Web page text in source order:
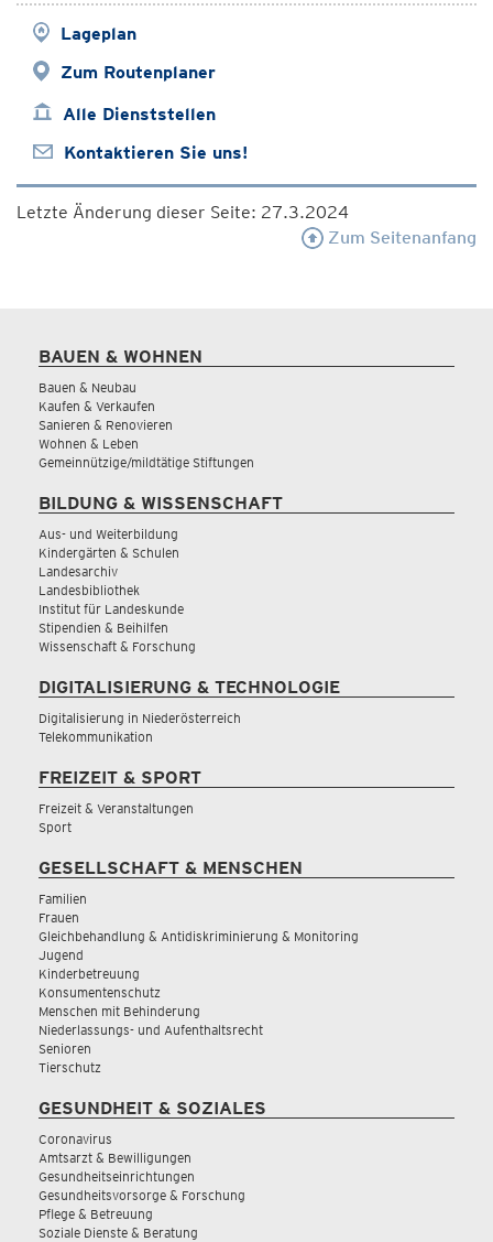
Lageplan
Zum Routenplaner
Alle Dienststellen
Kontaktieren Sie uns!
Letzte Änderung dieser Seite: 27.3.2024
Zum Seitenanfang
BAUEN & WOHNEN
Bauen & Neubau
Kaufen & Verkaufen
Sanieren & Renovieren
Wohnen & Leben
Gemeinnützige/mildtätige Stiftungen
BILDUNG & WISSENSCHAFT
Aus- und Weiterbildung
Kindergärten & Schulen
Landesarchiv
Landesbibliothek
Institut für Landeskunde
Stipendien & Beihilfen
Wissenschaft & Forschung
DIGITALISIERUNG & TECHNOLOGIE
Digitalisierung in Niederösterreich
Telekommunikation
FREIZEIT & SPORT
Freizeit & Veranstaltungen
Sport
GESELLSCHAFT & MENSCHEN
Familien
Frauen
Gleichbehandlung & Antidiskriminierung & Monitoring
Jugend
Kinderbetreuung
Konsumentenschutz
Menschen mit Behinderung
Niederlassungs- und Aufenthaltsrecht
Senioren
Tierschutz
GESUNDHEIT & SOZIALES
Coronavirus
Amtsarzt & Bewilligungen
Gesundheitseinrichtungen
Gesundheitsvorsorge & Forschung
Pflege & Betreuung
Soziale Dienste & Beratung